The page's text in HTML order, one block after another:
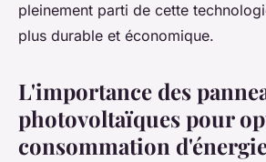
pleinement parti de cette
plus durable et économique.
L'importance des
photovoltaïques pour
consommation